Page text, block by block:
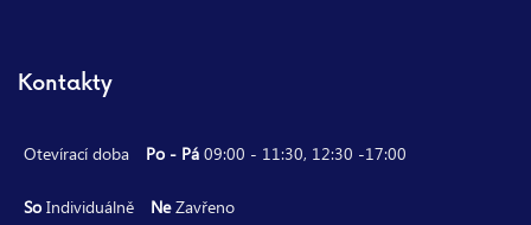
Kontakty
Otevírací doba Po - Pá 09:00 - 11:30, 12:30 -17:00
So Individuálně NeZavřeno